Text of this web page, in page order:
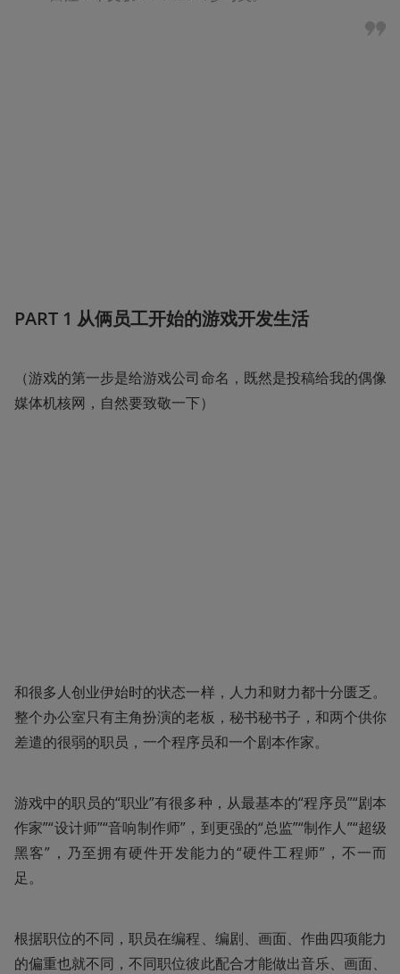
PART 1 从俩员工开始的游戏开发生活
（游戏的第一步是给游戏公司命名，既然是投稿给我的偶像
媒体机核网，自然要致敬一下）
和很多人创业伊始时的状态一样，人力和财力都十分匮乏。
整个办公室只有主角扮演的老板，秘书秘书子，和两个供你
差遣的很弱的职员，一个程序员和一个剧本作家。
游戏中的职员的“职业”有很多种，从最基本的“程序员”“剧本
作家”“设计师”“音响制作师”，到更强的“总监”“制作人”“超级
黑客”，乃至拥有硬件开发能力的“硬件工程师”，不一而
足。
根据职位的不同，职员在编程、编剧、画面、作曲四项能力
的偏重也就不同，不同职位彼此配合才能做出音乐、画面、